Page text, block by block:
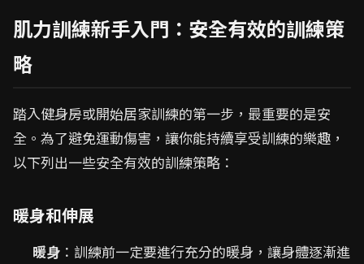
肌力訓練新手入門：安全有效的訓練策
略
踏入健身房或開始居家訓練的第一步，最重要的是安
全。為了避免運動傷害，讓你能持續享受訓練的樂趣，
以下列出一些安全有效的訓練策略：
暖身和伸展
暖身 ：訓練前一定要進行充分的暖身，讓身體逐漸進